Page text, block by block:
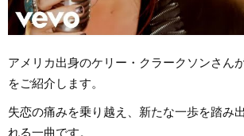
アメリカ出身のケリー・クラークソンさん
をご紹介します。
失恋の痛みを乗り越え、新たな一歩を踏み
れる一曲です。